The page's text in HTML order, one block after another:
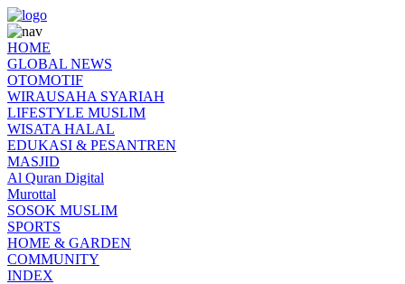
HOME
GLOBAL NEWS
OTOMOTIF
WIRAUSAHA SYARIAH
LIFESTYLE MUSLIM
WISATA HALAL
EDUKASI & PESANTREN
MASJID
Al Quran Digital
Murottal
SOSOK MUSLIM
SPORTS
HOME & GARDEN
COMMUNITY
INDEX